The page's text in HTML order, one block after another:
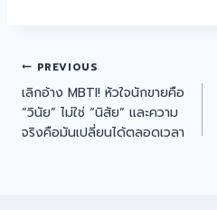
PREVIOUS
เลิกอ้าง MBTI! หัวใจนักขายคือ
“วินัย” ไม่ใช่ “นิสัย” และความ
จริงคือมันเปลี่ยนได้ตลอดเวลา